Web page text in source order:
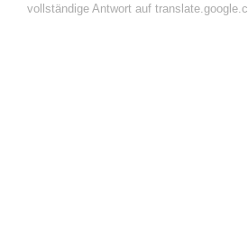
vollständige Antwort auf